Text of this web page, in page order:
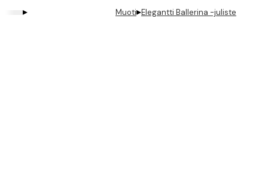
2026-
▸ Muoti▸Elegantti Ballerina -juliste